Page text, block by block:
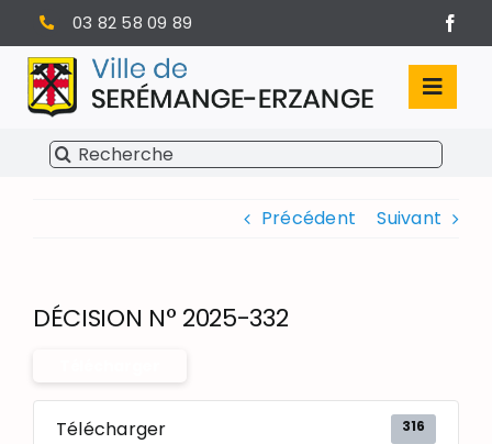
Passer
au
contenu
03 82 58 09 89
SÉRÉMANGE-ERZANGE
Rechercher:
Précédent Suivant
DÉCISION N° 2025-332
Télécharger 316